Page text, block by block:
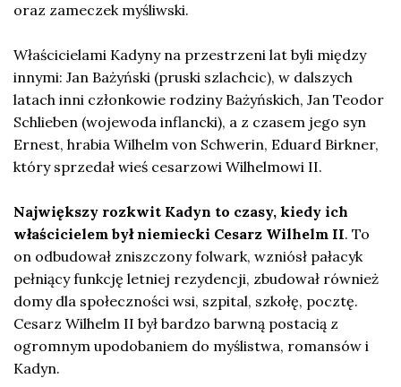
oraz zameczek myśliwski.
Właścicielami Kadyny na przestrzeni lat byli między
innymi: Jan Bażyński (pruski szlachcic), w dalszych
latach inni członkowie rodziny Bażyńskich, Jan Teodor
Schlieben (wojewoda inflancki), a z czasem jego syn
Ernest, hrabia Wilhelm von Schwerin, Eduard Birkner,
który sprzedał wieś cesarzowi Wilhelmowi II.
Największy rozkwit Kadyn to czasy, kiedy ich
właścicielem był niemiecki Cesarz Wilhelm II. To
on odbudował zniszczony folwark, wzniósł pałacyk
pełniący funkcję letniej rezydencji, zbudował również
domy dla społeczności wsi, szpital, szkołę, pocztę.
Cesarz Wilhelm II był bardzo barwną postacią z
ogromnym upodobaniem do myślistwa, romansów i
Kadyn.